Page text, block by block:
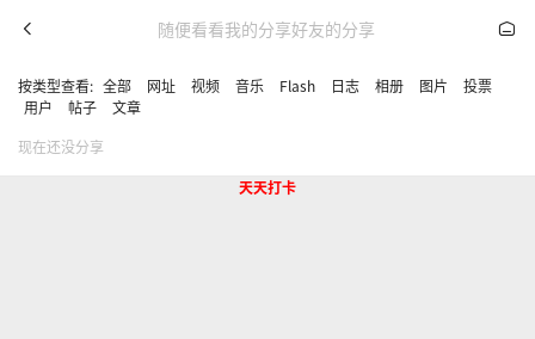
随便看看我的分享好友的分享
按类型查看: 全部 网址 视频 音乐 Flash 日志 相册 图片
投票
用户
帖子
文章
现在还没分享
天天打卡